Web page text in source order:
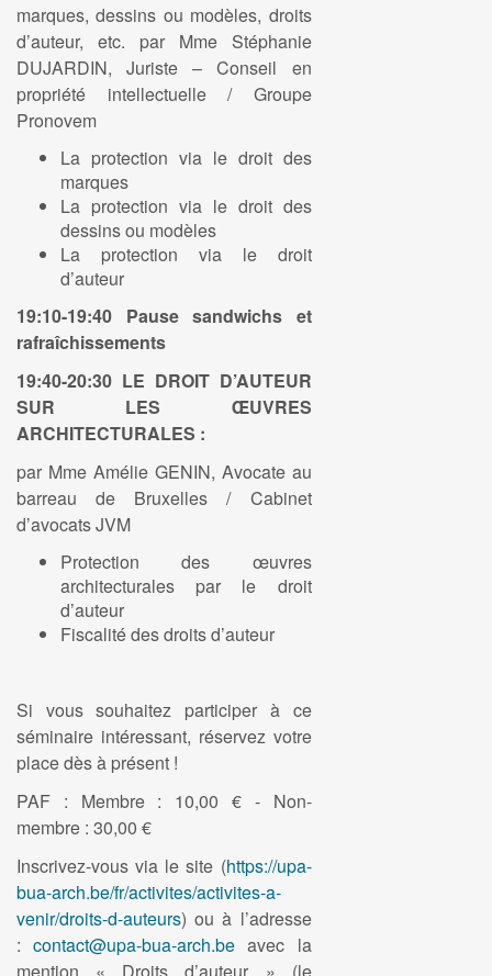
marques, dessins ou modèles, droits
d’auteur, etc. par Mme Stéphanie
DUJARDIN, Juriste – Conseil en
propriété intellectuelle / Groupe
Pronovem
La protection via le droit des
marques
La protection via le droit des
dessins ou modèles
La protection via le droit
d’auteur
19:10-19:40 Pause sandwichs et
rafraîchissements
19:40-20:30 LE DROIT D’AUTEUR
SUR LES ŒUVRES
ARCHITECTURALES :
par Mme Amélie GENIN, Avocate au
barreau de Bruxelles / Cabinet
d’avocats JVM
Protection des œuvres
architecturales par le droit
d’auteur
Fiscalité des droits d’auteur
Si vous souhaitez participer à ce
séminaire intéressant, réservez votre
place dès à présent !
PAF : Membre : 10,00 € - Non-
membre : 30,00 €
Inscrivez-vous via le site (https://upa-
bua-arch.be/fr/activites/activites-a-
venir/droits-d-auteurs) ou à l’adresse
:contact@upa-bua-arch.be avec la
mention « Droits d’auteur » (le